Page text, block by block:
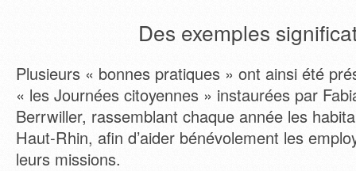
Des exemples
Plusieurs « bonnes pratiques » ont ainsi été
« les Journées citoyennes » instaurées par
Berrwiller, rassemblant chaque année les
Haut-Rhin, afin d’aider bénévolement les
leurs missions.